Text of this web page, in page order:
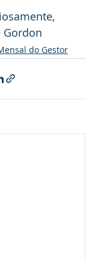
Gordon
do Gestor